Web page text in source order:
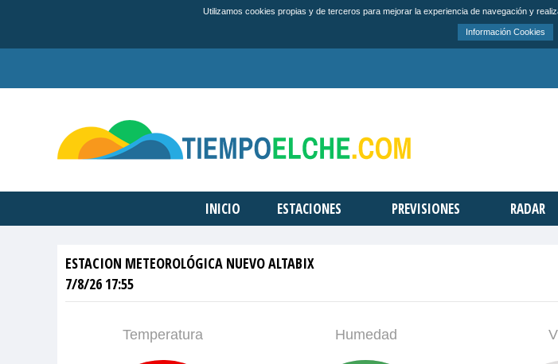
Utilizamos cookies propias y de terceros para mejorar la experiencia de navegación y
Información Cookies
INICIO ESTACIONES PREVISIONES RADAR
ESTACION METEOROLÓGICA NUEVO ALTABIX
7/8/26 17:55
Temperatura Humedad